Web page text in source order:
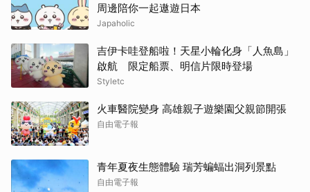
周邊陪你一起遨遊日本
Japaholic
吉伊卡哇登船啦！天星小輪化身「人魚島」
啟航 限定船票、明信片限時登場
Styletc
火車醫院變身 高雄親子遊樂園父親節開張
自由電子報
青年夏夜生態體驗 瑞芳蝙蝠出洞列景點
自由電子報